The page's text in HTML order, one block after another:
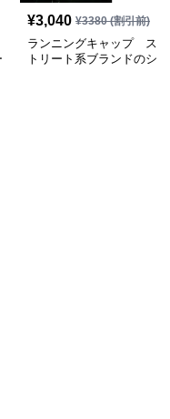
¥3,040 ¥3380(割引前)
ランニングキャップ ス
トリート系ブランドのシ